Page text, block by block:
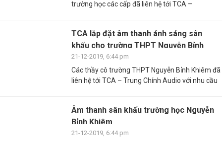
trường học các cấp đã liên hệ tới TCA –
TCA lắp đặt âm thanh ánh sáng sân
khấu cho trường THPT Nguyễn Bỉnh
Khiêm
21-12-2019, 6:44 pm
Các thầy cô trường THPT Nguyễn Bỉnh Khiêm đã
liên hệ tới TCA – Trung Chính Audio với nhu cầu
Âm thanh sân khấu trường học Nguyễn
Bỉnh Khiêm
21-12-2019, 6:44 pm